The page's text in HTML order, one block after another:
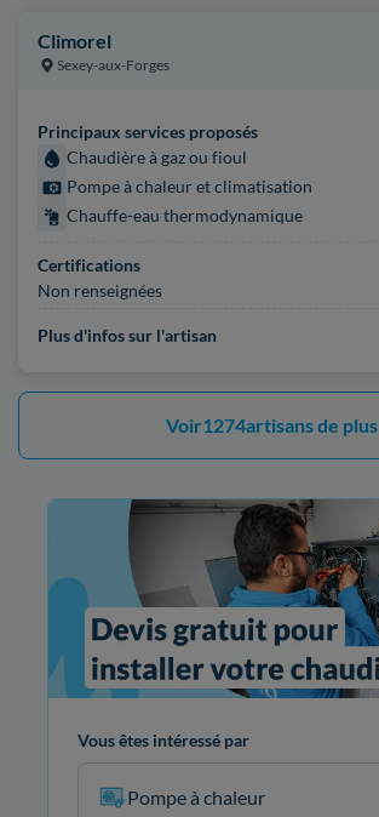
Climorel
Sexey-aux-Forges
Principaux services proposés
Chaudière à gaz ou fioul
Pompe à chaleur et climatisation
Chauffe-eau thermodynamique
Certifications
Non renseignées
Plus d'infos sur l'artisan
Voir1274artisans de plus
Vous êtes intéressé par
Pompe à chaleur